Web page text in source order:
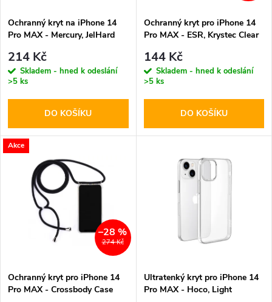
p
r
o
d
u
s
p
r
o
d
Ochranný kryt na iPhone 14
Pro MAX - Mercury, JelHard
214 Kč
Skladem - hned k odeslání
>5 ks
DO KOŠÍKU
Ochranný kryt pro iPhone 14
Pro MAX - ESR, Krystec Clear
144 Kč
Skladem - hned k odeslání
>5 ks
DO KOŠÍKU
Akce
274 Kč
–28 %
Ochranný kryt pro iPhone 14
Pro MAX - Crossbody Case
Ultratenký kryt pro iPhone 14
Pro MAX - Hoco, Light